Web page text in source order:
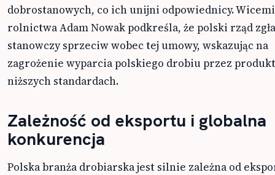
dobrostanowych, co ich unijni odpowiednicy.
rolnictwa Adam Nowak podkreśla, że polski rząd
stanowczy sprzeciw wobec tej umowy, wskazując na
zagrożenie wyparcia polskiego drobiu przez
niższych standardach.
Zależność od eksportu i globalna
konkurencja
Polska branża drobiarska jest silnie zależna od